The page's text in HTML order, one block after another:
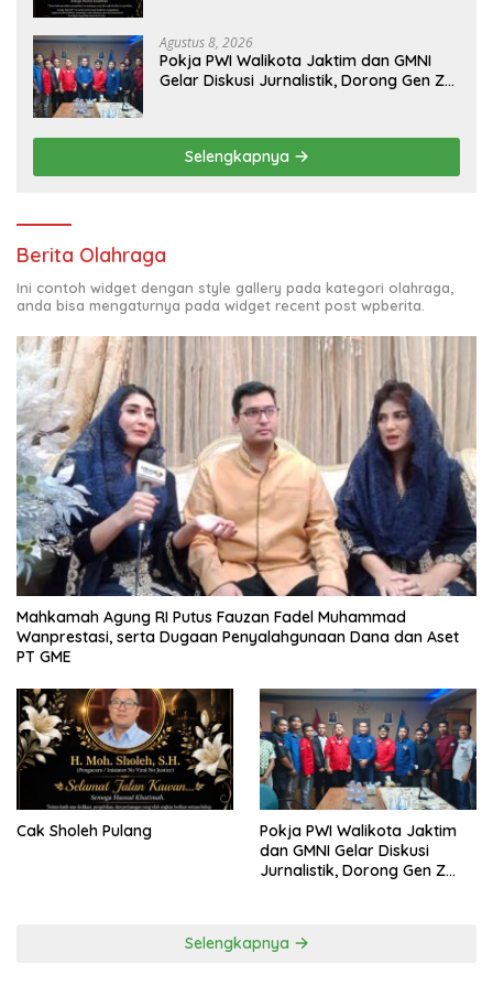
Agustus 8, 2026
Pokja PWI Walikota Jaktim dan GMNI
Gelar Diskusi Jurnalistik, Dorong Gen Z
Selengkapnya
Berita Olahraga
Ini contoh widget dengan style gallery pada kategori olahraga,
anda bisa mengaturnya pada widget recent post wpberita.
Mahkamah Agung RI Putus Fauzan Fadel Muhammad
Wanprestasi, serta Dugaan Penyalahgunaan Dana dan Aset
PT GME
Cak Sholeh Pulang
Pokja PWI Walikota Jaktim
dan GMNI Gelar Diskusi
Jurnalistik, Dorong Gen Z
Selengkapnya